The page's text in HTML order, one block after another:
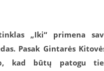
„Iki“ primena
Pasak Gintarės
kad būtų patogu